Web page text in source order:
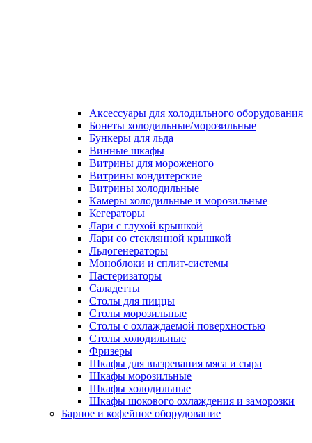
Аксессуары для холодильного оборудования
Бонеты холодильные/морозильные
Бункеры для льда
Винные шкафы
Витрины для мороженого
Витрины кондитерские
Витрины холодильные
Камеры холодильные и морозильные
Кегераторы
Лари с глухой крышкой
Лари со стеклянной крышкой
Льдогенераторы
Моноблоки и сплит-системы
Пастеризаторы
Саладетты
Столы для пиццы
Столы морозильные
Столы с охлаждаемой поверхностью
Столы холодильные
Фризеры
Шкафы для вызревания мяса и сыра
Шкафы морозильные
Шкафы холодильные
Шкафы шокового охлаждения и заморозки
Барное и кофейное оборудование